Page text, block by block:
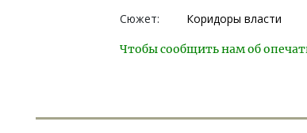
Сюжет: Коридоры власти
Чтобы сообщить нам об